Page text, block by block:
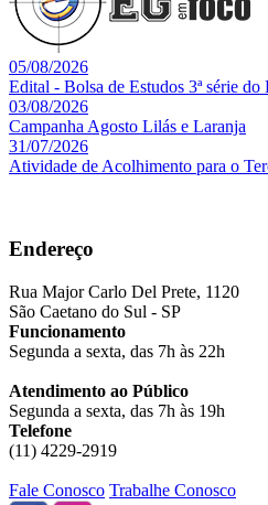
05/08/2026
Edital - Bolsa de Estudos 3ª série do
03/08/2026
Campanha Agosto Lilás e Laranja
31/07/2026
Atividade de Acolhimento para o
Endereço
Rua Major Carlo Del Prete, 1120
São Caetano do Sul - SP
Funcionamento
Segunda a sexta, das 7h às 22h
Atendimento ao Público
Segunda a sexta, das 7h às 19h
Telefone
(11) 4229-2919
Fale Conosco Trabalhe Conosco